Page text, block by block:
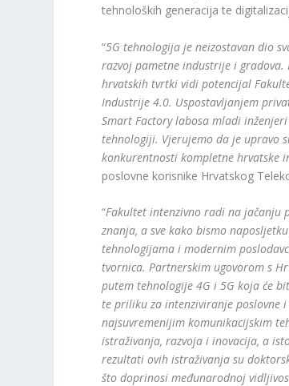
tehnoloških generacija te
“5G tehnologija je neizostavan dio
razvoj pametne industrije i
hrvatskih tvrtki vidi potencijal
Industrije 4.0. Uspostavljanjem
Smart Factory labosa mladi
tehnologiji. Vjerujemo da je upravo
konkurentnosti kompletne hrvatske
poslovne korisnike Hrvatskog
“Fakultet intenzivno radi na
znanja, a sve kako bismo
tehnologijama i modernim
tvornica. Partnerskim ugovorom s
putem tehnologije 4G i 5G koja će
te priliku za intenziviranje poslovne
najsuvremenijim komunikacijskim
istraživanja, razvoja i inovacija, a
rezultati ovih istraživanja su
što doprinosi međunarodnoj